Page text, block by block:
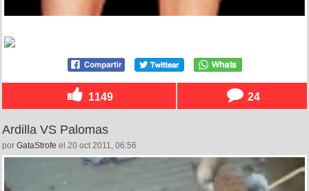
1149 24
Ardilla VS Palomas
por GataStrofe el 20 oct 2011, 06:56